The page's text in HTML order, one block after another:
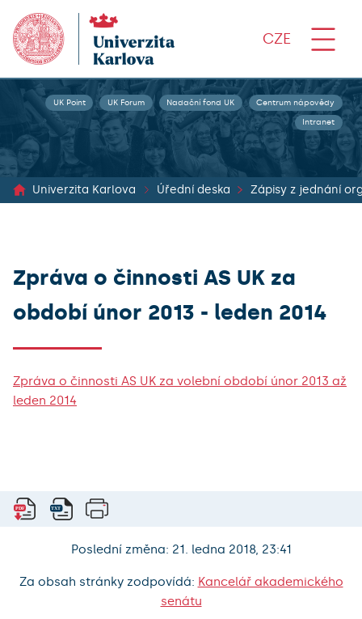
CZE
UK Point UK Forum Nadační fond UK Centrum nápovědy
Intranet
Univerzita Karlova Úřední deska
Zpráva o činnosti AS UK za
období únor 2013 - leden 2014
Zpráva o činnosti AS UK za volební období únor 2013 až
leden 2014
Poslední změna: 21. ledna 2018, 23:41
Za obsah stránky zodpovídá: Kancelář akademického
senátu